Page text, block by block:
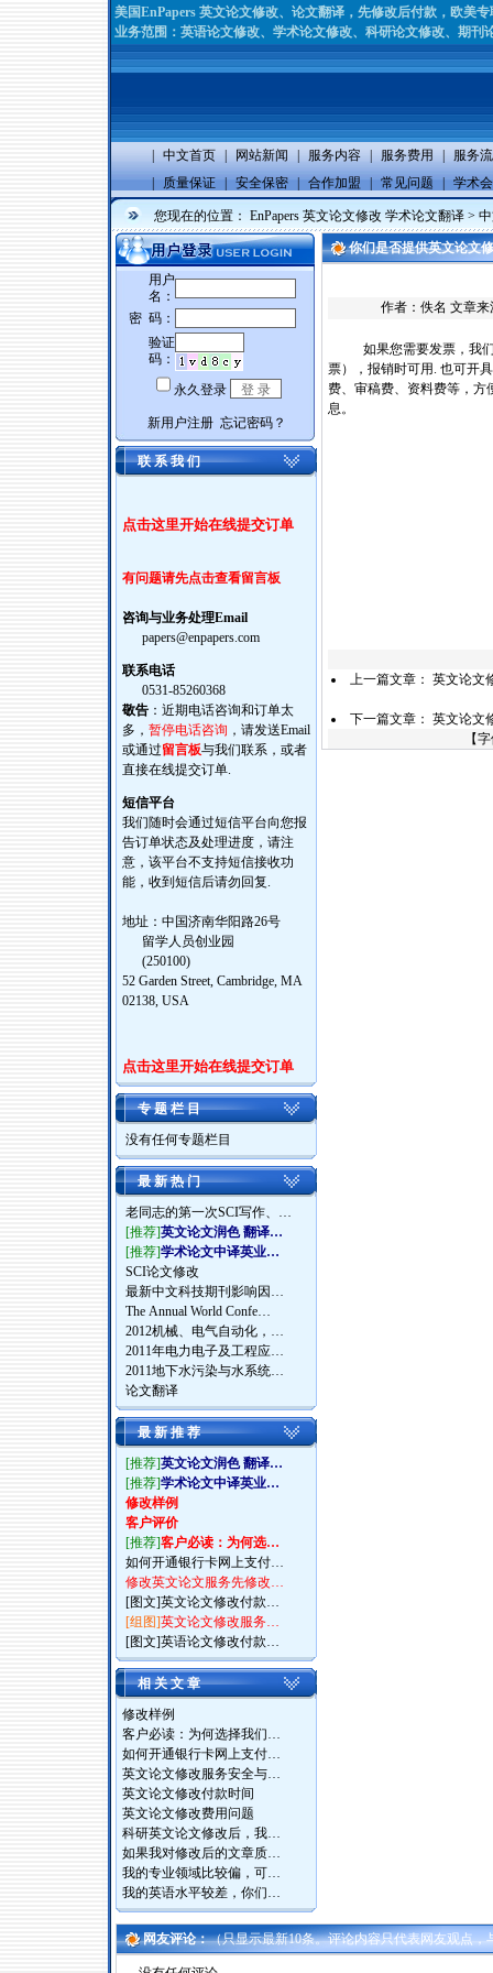
美国EnPapers 英文论文修改、论文翻译，先修改后付款，欧美
业务范围：英语论文修改、学术论文修改、科研论文修改、期
中文首页 网站新闻 服务内容 服务费用
服务
质量保证 安全保密 合作加盟 常见问题 学术
您现在的位置： EnPapers 英文论文修改 学术论文翻译 >
联 系 我 们
点击这里开始在线提交订单
有问题请先点击查看留言板
咨询与业务处理Email
papers@enpapers.com
联系电话
0531-85260368
敬告 ：近期电话咨询和订单太
多， 暂停电话咨询 ，请发送Email
或通过留言板与我们联系，或者
直接在线提交订单.
短信平台
我们随时会通过短信平台向您报
告订单状态及处理进度，请注
意，该平台不支持短信接收功
能，收到短信后请勿回复.
地址：中国济南华阳路26号
留学人员创业园
(250100)
52 Garden Street, Cambridge, MA
02138, USA
点击这里开始在线提交订单
专 题 栏 目
没有任何专题栏目
最 新 热 门
老同志的第一次SCI写作、…
[推荐]英文论文润色 翻译…
[推荐]学术论文中译英业…
SCI论文修改
最新中文科技期刊影响因…
The Annual World Confe…
2012机械、电气自动化，…
2011年电力电子及工程应…
2011地下水污染与水系统…
论文翻译
最 新 推 荐
[推荐]英文论文润色 翻译…
[推荐]学术论文中译英业…
修改样例
客户评价
[推荐]客户必读：为何选…
如何开通银行卡网上支付…
修改英文论文服务先修改…
[图文]英文论文修改付款…
[组图]英文论文修改服务…
[图文]英语论文修改付款…
相 关 文 章
修改样例
客户必读：为何选择我们…
如何开通银行卡网上支付…
英文论文修改服务安全与…
英文论文修改付款时间
英文论文修改费用问题
科研英文论文修改后，我…
如果我对修改后的文章质…
我的专业领域比较偏，可…
我的英语水平较差，你们…
你们是否提供英文论文
作者：佚名 文章
如果您需要发票，我
票），报销时可用. 也可开
费、审稿费、资料费等，方
息。
上一篇文章： 英文论文
下一篇文章： 英文论文
【
网友评论：（只显示最新10条。评论内容只代表网友观点，